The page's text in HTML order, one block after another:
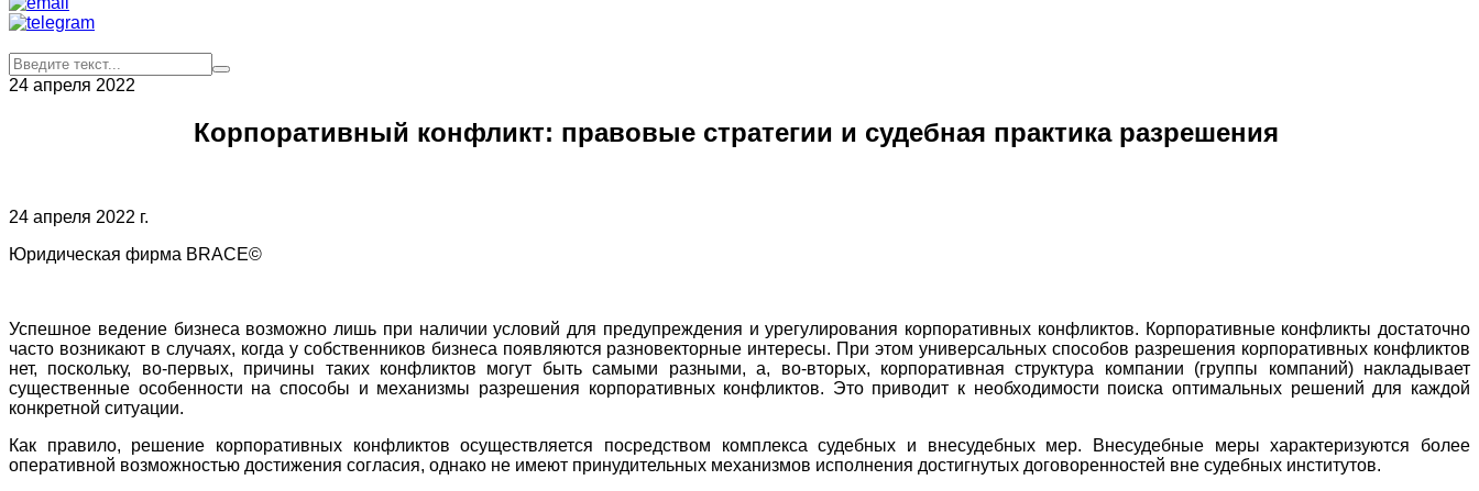
24 апреля 2022
Корпоративный конфликт: правовые стратегии и судебная практика разрешения
24 апреля 2022 г.
Юридическая фирма BRACE©
Успешное ведение бизнеса возможно лишь при наличии условий для предупреждения и урегулирования корпоративных конфликтов. Корпоративные конфликты достаточно
часто возникают в случаях, когда у собственников бизнеса появляются разновекторные интересы. При этом универсальных способов разрешения корпоративных конфликтов
нет, поскольку, во-первых, причины таких конфликтов могут быть самыми разными, а, во-вторых, корпоративная структура компании (группы компаний) накладывает
существенные особенности на способы и механизмы разрешения корпоративных конфликтов. Это приводит к необходимости поиска оптимальных решений для каждой
конкретной ситуации.
Как правило, решение корпоративных конфликтов осуществляется посредством комплекса судебных и внесудебных мер. Внесудебные меры характеризуются более
оперативной возможностью достижения согласия, однако не имеют принудительных механизмов исполнения достигнутых договоренностей вне судебных институтов.